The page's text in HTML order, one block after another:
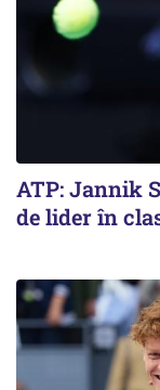
ATP: Jannik
de lider în